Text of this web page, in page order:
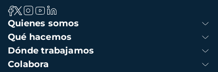
Navegación
principal
Quienes somos
Qué hacemos
Dónde trabajamos
Colabora